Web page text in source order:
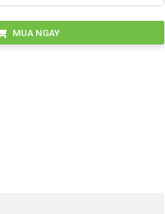
MUA NGAY